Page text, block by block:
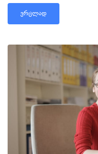
ᲕᲠᲪᲚᲐᲓ